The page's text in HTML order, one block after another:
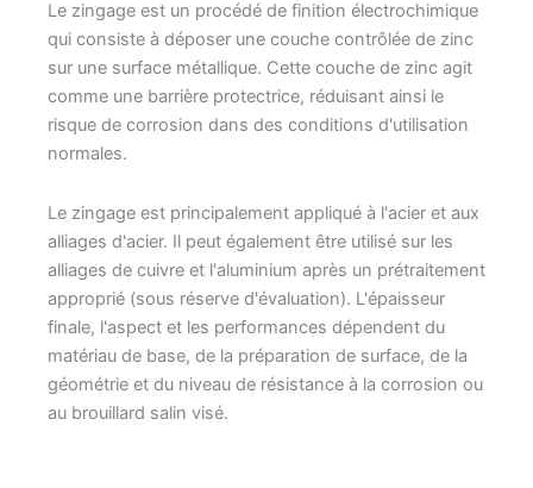
Le zingage est un procédé de finition électrochimique
qui consiste à déposer une couche contrôlée de zinc
sur une surface métallique. Cette couche de zinc agit
comme une barrière protectrice, réduisant ainsi le
risque de corrosion dans des conditions d'utilisation
normales.
Le zingage est principalement appliqué à l'acier et aux
alliages d'acier. Il peut également être utilisé sur les
alliages de cuivre et l'aluminium après un prétraitement
approprié (sous réserve d'évaluation). L'épaisseur
finale, l'aspect et les performances dépendent du
matériau de base, de la préparation de surface, de la
géométrie et du niveau de résistance à la corrosion ou
au brouillard salin visé.